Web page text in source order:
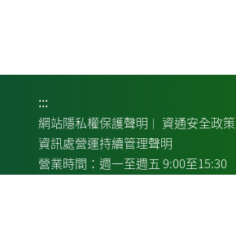
:::
網站隱私權保護聲明 ｜ 資通安全政策
資訊處營運持續管理聲明
營業時間：週一至週五 9:00至15:30